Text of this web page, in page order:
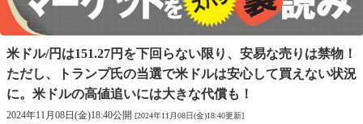
米ドル/円は151.27円を下回らない限り、安易な売りは禁物！
ただし、トランプ氏の当選で米ドルは安心して買えない状況
に。米ドルの高値追いには大きな代償も！
2024年11月08日(金)18:40公開 [2024年11月08日(金)18:40更新]